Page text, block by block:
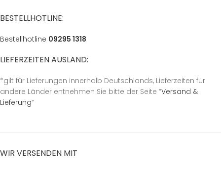
BESTELLHOTLINE:
Bestellhotline 09295 1318
LIEFERZEITEN AUSLAND:
*gilt für Lieferungen innerhalb Deutschlands, Lieferzeiten für
andere Länder entnehmen Sie bitte der Seite “Versand &
Lieferung“
WIR VERSENDEN MIT